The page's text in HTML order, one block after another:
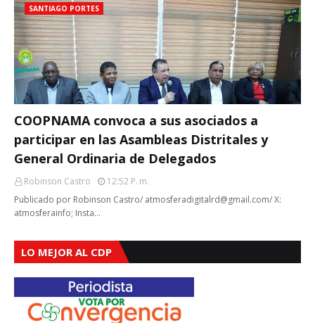
SANTIAGO PORTES
COOPNAMA convoca a sus asociados a
participar en las Asambleas Distritales y
General Ordinaria de Delegados
Robinson Castro
12:52 P. M.
Publicado por Robinson Castro/ atmosferadigitalrd@gmail.com/ X:
atmosferainfo; Insta…
LO MEJOR AL CDP